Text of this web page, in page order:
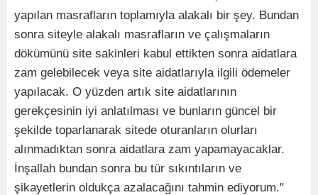
yapılan masrafların toplamıyla alakalı bir şey. Bundan
sonra siteyle alakalı masrafların ve çalışmaların
dökümünü site sakinleri kabul ettikten sonra aidatlara
zam gelebilecek veya site aidatlarıyla ilgili ödemeler
yapılacak. O yüzden artık site aidatlarının
gerekçesinin iyi anlatılması ve bunların güncel bir
şekilde toparlanarak sitede oturanların olurları
alınmadıktan sonra aidatlara zam yapamayacaklar.
İnşallah bundan sonra bu tür sıkıntıların ve
şikayetlerin oldukça azalacağını tahmin ediyorum."